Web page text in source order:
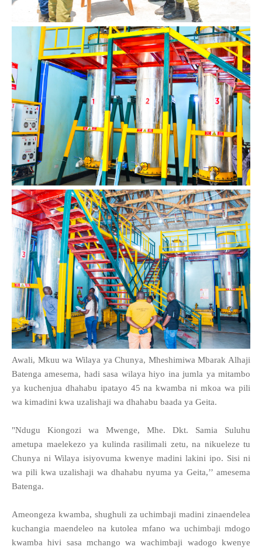
Awali, Mkuu wa Wilaya ya Chunya, Mheshimiwa Mbarak Alhaji
Batenga amesema, hadi sasa wilaya hiyo ina jumla ya mitambo
ya kuchenjua dhahabu ipatayo 45 na kwamba ni mkoa wa pili
wa kimadini kwa uzalishaji wa dhahabu baada ya Geita.
"Ndugu Kiongozi wa Mwenge, Mhe. Dkt. Samia Suluhu
ametupa maelekezo ya kulinda rasilimali zetu, na nikueleze tu
Chunya ni Wilaya isiyovuma kwenye madini lakini ipo. Sisi ni
wa pili kwa uzalishaji wa dhahabu nyuma ya Geita,’’ amesema
Batenga.
Ameongeza kwamba, shughuli za uchimbaji madini zinaendelea
kuchangia maendeleo na kutolea mfano wa uchimbaji mdogo
kwamba hivi sasa mchango wa wachimbaji wadogo kwenye